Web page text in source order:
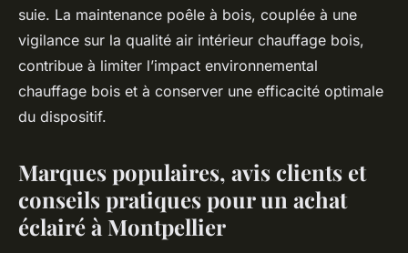
suie. La maintenance poêle à bois, couplée à une
vigilance sur la qualité air intérieur chauffage bois,
contribue à limiter l’impact environnemental
chauffage bois et à conserver une efficacité optimale
du dispositif.
Marques populaires, avis clients et
conseils pratiques pour un achat
éclairé à Montpellier